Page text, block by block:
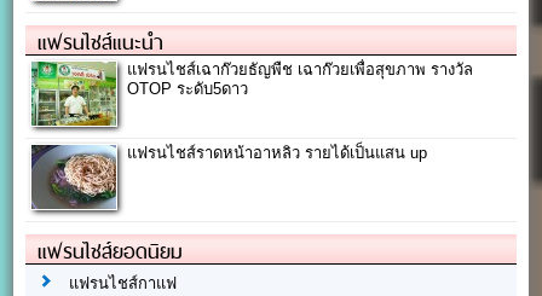
แฟรนไชส์แนะนำ
แฟรนไชส์เฉาก๊วยธัญพืช เฉาก๊วยเพื่อสุขภาพ รางวัล
OTOP ระดับ5ดาว
แฟรนไชส์ราดหน้าอาหลิว รายได้เป็นแสน up
แฟรนไชส์ยอดนิยม
แฟรนไชส์กาแฟ